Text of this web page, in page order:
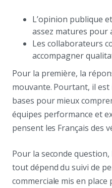
L’opinion publique
assez matures pour
Les collaborateurs
accompagner
Pour la première, la
mouvante. Pourtant, il
bases pour mieux
équipes performance et
pensent les Français des
Pour la seconde
tout dépend du suivi de
commerciale mis en place